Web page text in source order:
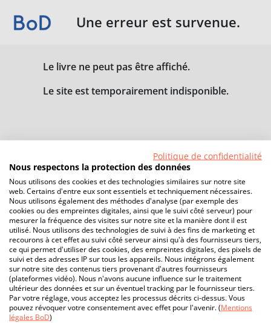
Une erreur est survenue.
Le livre ne peut pas être affiché.
Le site est temporairement indisponible.
Politique de confidentialité
Nous respectons la protection des données
Nous utilisons des cookies et des technologies similaires sur notre site
web. Certains d'entre eux sont essentiels et techniquement nécessaires.
Nous utilisons également des méthodes d'analyse (par exemple des
cookies ou des empreintes digitales, ainsi que le suivi côté serveur) pour
mesurer la fréquence des visites sur notre site et la manière dont il est
utilisé. Nous utilisons des technologies de suivi à des fins de marketing et
recourons à cet effet au suivi côté serveur ainsi qu'à des fournisseurs tiers,
ce qui permet d'utiliser des cookies, des empreintes digitales, des pixels de
suivi et des adresses IP sur tous les appareils. Nous intégrons également
sur notre site des contenus tiers provenant d'autres fournisseurs
(plateformes vidéo). Nous n'avons aucune influence sur le traitement
ultérieur des données et sur un éventuel tracking par le fournisseur tiers.
Par votre réglage, vous acceptez les processus décrits ci-dessus. Vous
pouvez révoquer votre consentement avec effet pour l'avenir. (Mentions
légales BoD)